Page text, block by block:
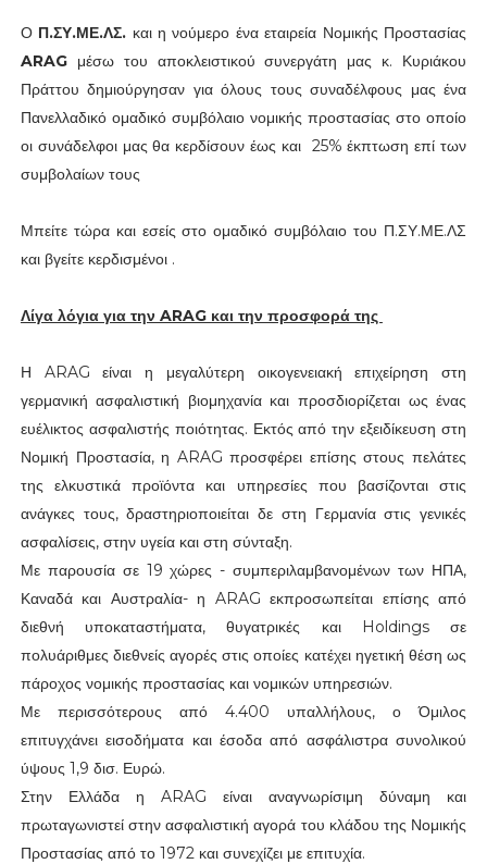
Ο Π.ΣΥ.ΜΕ.ΛΣ. και η νούμερο ένα εταιρεία Νομικής Προστασίας
ARAGμέσω του αποκλειστικού συνεργάτη μας κ. Κυριάκου
Πράττου δημιούργησαν για όλους τους συναδέλφους μας ένα
Πανελλαδικό ομαδικό συμβόλαιο νομικής προστασίας στο οποίο
οι συνάδελφοι μας θα κερδίσουν έως και 25% έκπτωση επί των
συμβολαίων τους
Μπείτε τώρα και εσείς στο ομαδικό συμβόλαιο του Π.ΣΥ.ΜΕ.ΛΣ
και βγείτε κερδισμένοι .
Λίγα λόγια για την ARAG και την προσφορά της
Η ARAG είναι η μεγαλύτερη οικογενειακή επιχείρηση στη
γερμανική ασφαλιστική βιομηχανία και προσδιορίζεται ως ένας
ευέλικτος ασφαλιστής ποιότητας. Εκτός από την εξειδίκευση στη
Νομική Προστασία, η ARAG προσφέρει επίσης στους πελάτες
της ελκυστικά προϊόντα και υπηρεσίες που βασίζονται στις
ανάγκες τους, δραστηριοποιείται δε στη Γερμανία στις γενικές
ασφαλίσεις, στην υγεία και στη σύνταξη.
Με παρουσία σε 19 χώρες - συμπεριλαμβανομένων των ΗΠΑ,
Καναδά και Αυστραλία- η ARAG εκπροσωπείται επίσης από
διεθνή υποκαταστήματα, θυγατρικές και Holdings σε
πολυάριθμες διεθνείς αγορές στις οποίες κατέχει ηγετική θέση ως
πάροχος νομικής προστασίας και νομικών υπηρεσιών.
Με περισσότερους από 4.400 υπαλλήλους, ο Όμιλος
επιτυγχάνει εισοδήματα και έσοδα από ασφάλιστρα συνολικού
ύψους 1,9 δισ. Ευρώ.
Στην Ελλάδα η ARAG είναι αναγνωρίσιμη δύναμη και
πρωταγωνιστεί στην ασφαλιστική αγορά του κλάδου της Νομικής
Προστασίας από το 1972 και συνεχίζει με επιτυχία.